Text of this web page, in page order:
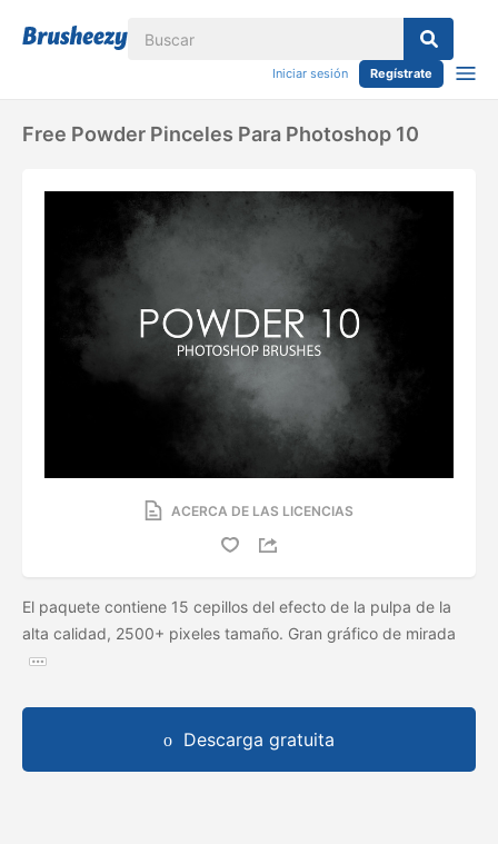
Iniciar sesión Regístrate
Free Powder Pinceles Para Photoshop 10
ACERCA DE LAS LICENCIAS
El paquete contiene 15 cepillos del efecto de la pulpa de la
alta calidad, 2500+ pixeles tamaño. Gran gráfico de mirada
Descarga gratuita